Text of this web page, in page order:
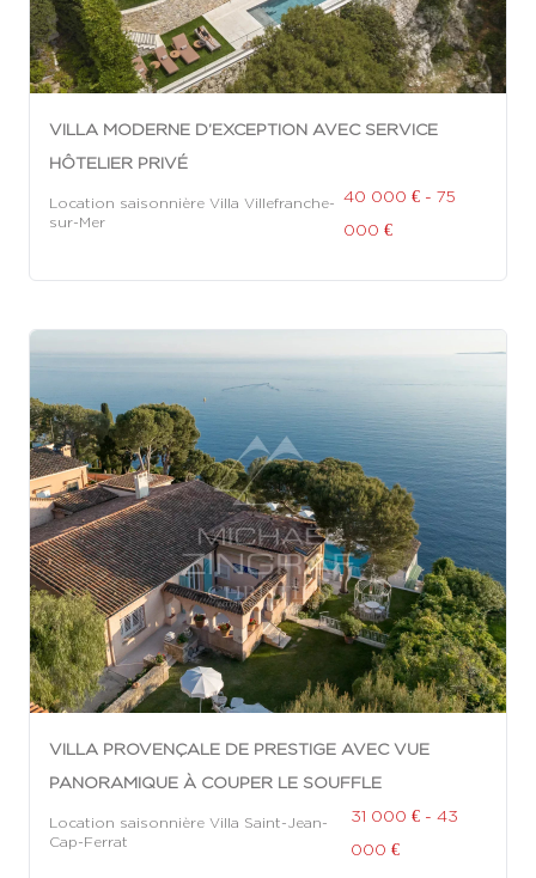
VILLA MODERNE D’EXCEPTION AVEC SERVICE
HÔTELIER PRIVÉ
Location saisonnière Villa Villefranche-
sur-Mer
40 000 € - 75
000 €
VILLA PROVENÇALE DE PRESTIGE AVEC VUE
PANORAMIQUE À COUPER LE SOUFFLE
Location saisonnière Villa Saint-Jean-
Cap-Ferrat
31 000 € - 43
000 €